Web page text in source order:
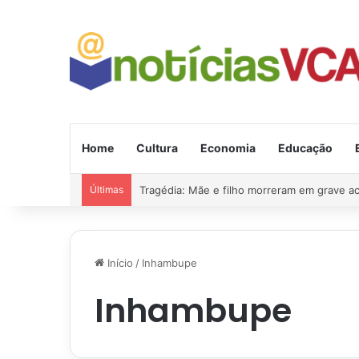
Home Cultura Economia Educação
Últimas Tragédia: Mãe e filho morreram em grave
Início / Inhambupe
Inhambupe